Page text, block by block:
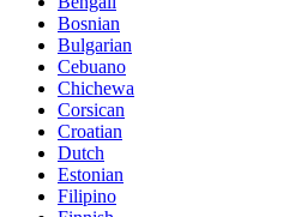
Bosnian
Bulgarian
Cebuano
Chichewa
Corsican
Croatian
Dutch
Estonian
Filipino